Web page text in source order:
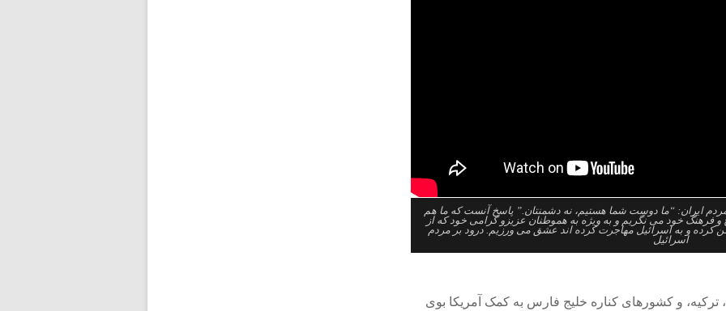
به مردم ایران: “ما دوست شما هستیم، نه دشمنتان.” پاسخ آنست که ما هم
و فرهنگ خود می نگریم و به ویژه به هموطنان عزیزو گرامی خود که از
کرده و به اسرائیل مهاجرت کرده اند عشق می ورزیم. درود بر مردم
اسرائیل
ترکیه، و کشورهای کناره خلیج فارس به کمک آمریکا بوی